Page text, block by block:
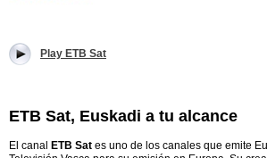
Play ETB Sat
ETB Sat, Euskadi a tu alcance
El canal ETB Sat es uno de los canales que emite